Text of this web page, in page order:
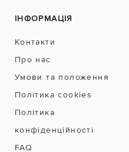
ІНФОРМАЦІЯ
Контакти
Про нас
Умови та положення
Політика cookies
Політика
конфіденційності
FAQ